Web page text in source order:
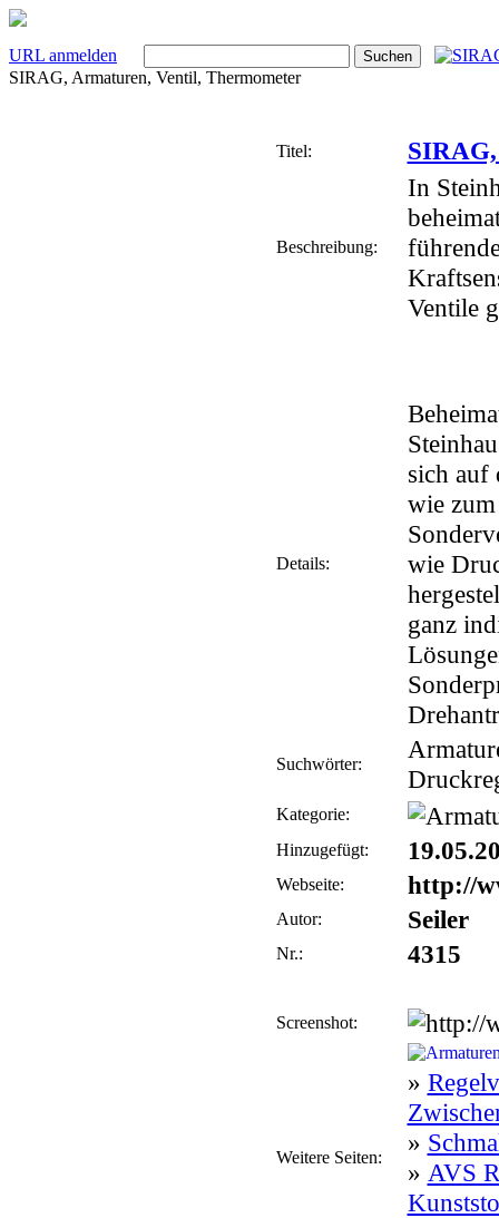
URL anmelden
SIRAG, Armaturen, Ventil, Thermometer
Titel:
Beschreibung:
In
Ventile
Details:
sich auf
wie
wie
ganz
Suchwörter:
Kategorie:
Hinzugefügt:
Webseite: http://
Autor: Seiler
Nr.: 4315
Screenshot:
Weitere Seiten:
»
»
» AVS